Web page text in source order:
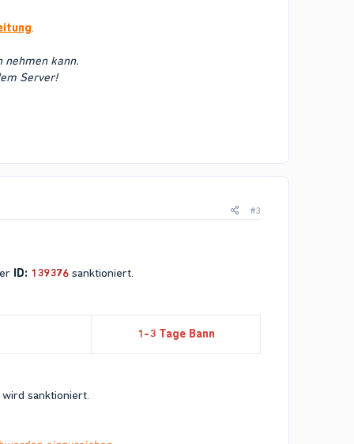
.
nehmen kann.
Server!
#3
ID: 139376 sanktioniert.
1-3 Tage Bann
sanktioniert.